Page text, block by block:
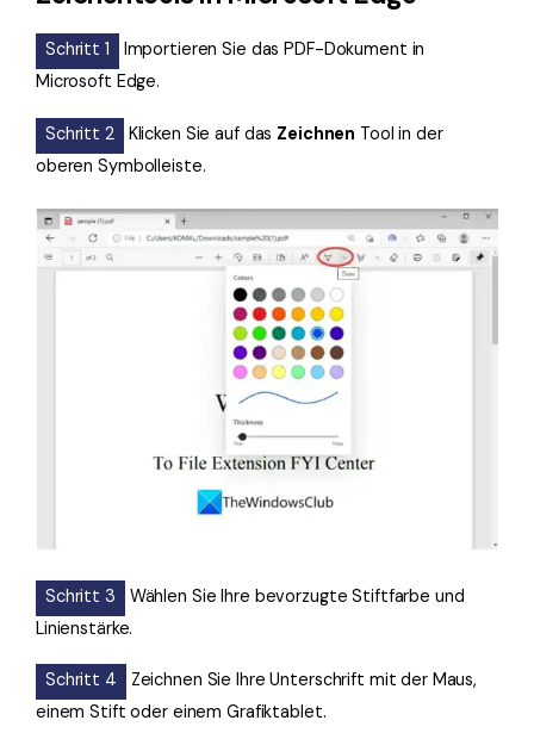
Schritt 1
Importieren Sie das PDF-Dokument in
Microsoft Edge.
Schritt 2 Klicken Sie auf das Zeichnen Tool in der
oberen Symbolleiste.
Schritt 3
Wählen Sie Ihre bevorzugte Stiftfarbe und
Linienstärke.
Schritt 4
Zeichnen Sie Ihre Unterschrift mit der Maus,
einem Stift oder einem Grafiktablet.